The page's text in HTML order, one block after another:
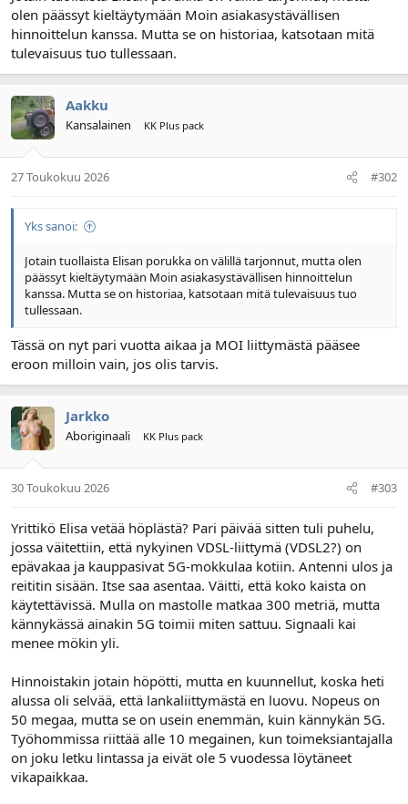
l
o
i
t
t
a
j
a
ä
ä
r
ä
olen päässyt kieltäytymään Moin asiakasystävällisen
hinnoittelun kanssa. Mutta se on historiaa, katsotaan mitä
tulevaisuus tuo tullessaan.
Aakku
Kansalainen KK Plus pack
27 Toukokuu 2026 #302
Yks sanoi:
Jotain tuollaista Elisan porukka on välillä tarjonnut, mutta olen
päässyt kieltäytymään Moin asiakasystävällisen hinnoittelun
kanssa. Mutta se on historiaa, katsotaan mitä tulevaisuus tuo
tullessaan.
Tässä on nyt pari vuotta aikaa ja MOI liittymästä pääsee
eroon milloin vain, jos olis tarvis.
Jarkko
Aboriginaali KK Plus pack
30 Toukokuu 2026 #303
Yrittikö Elisa vetää höplästä? Pari päivää sitten tuli puhelu,
jossa väitettiin, että nykyinen VDSL-liittymä (VDSL2?) on
epävakaa ja kauppasivat 5G-mokkulaa kotiin. Antenni ulos ja
reititin sisään. Itse saa asentaa. Väitti, että koko kaista on
käytettävissä. Mulla on mastolle matkaa 300 metriä, mutta
kännykässä ainakin 5G toimii miten sattuu. Signaali kai
menee mökin yli.
Hinnoistakin jotain höpötti, mutta en kuunnellut, koska heti
alussa oli selvää, että lankaliittymästä en luovu. Nopeus on
50 megaa, mutta se on usein enemmän, kuin kännykän 5G.
Työhommissa riittää alle 10 megainen, kun toimeksiantajalla
on joku letku lintassa ja eivät ole 5 vuodessa löytäneet
vikapaikkaa.